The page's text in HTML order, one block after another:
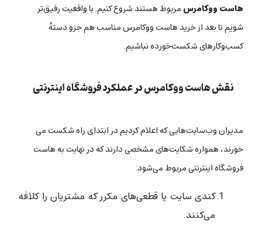
هاست ووکامرسمربوط هستند شروع کنیم. با واقعیت رفیق‌تر
شویم تا بعد از خرید هاست ووکامرس مناسب هم جزو دسته‌ٔ
کسب‌وکارهای شکست‌خورده نباشیم.
نقش هاست ووکامرس در عملکرد فروشگاه اینترنتی
مدیران وب‌سایت‌هایی که اعلام کردیم در ابتدای راه شکست می
خورند، همواره شکایت‌های مشخصی دارند که در نهایت به هاست
فروشگاه اینترنتی مربوط می‌شود:
کندی سایت یا قطعی‌های مکرر که مشتریان را کلافه
می‌کنند.